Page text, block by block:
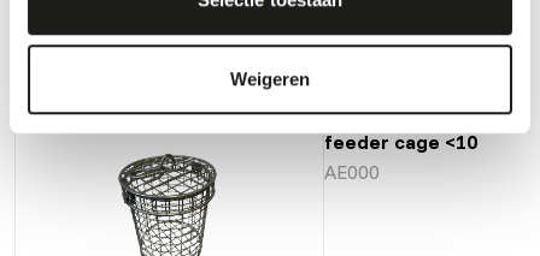
Weigeren
Ook interessant
Stainless steel
feeder cage <10
AE000